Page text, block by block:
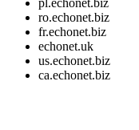
pl.echonet.biz
ro.echonet.biz
fr.echonet.biz
echonet.uk
us.echonet.biz
ca.echonet.biz